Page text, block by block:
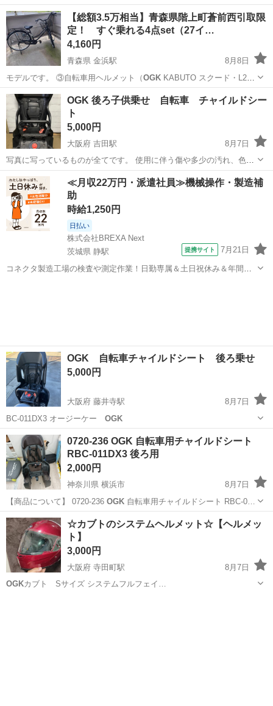
じ位です。…
新潟 長岡市 長岡駅 その他
【総額3.5万相当】青森県階上町蒼前西引取限
定！ すぐ乗れる4点set（27イ…
4,160円
青森県 金浜駅
8月8日
モデルです。 ③自転車用ヘルメット（OGKKABUTO スクード・L2）
・カ…
青森 三戸郡 金浜駅 その他
OGK 後ろ子供乗せ 自転車 チャイルドシー
ト
5,000円
大阪府 吉田駅
8月7日
写真に写っているものが全てです。 使用に伴う傷や多少の汚れ、色褪
せなどあります。 取り付けできる自転車か、ご確認の上ご購入をお願
い致します。 実物を見てから決めていただいても大丈夫です。 保証•
返品•クレームお受けできません。
大阪 東大阪市 吉田駅 キッズ用品
≪月収22万円・派遣社員≫機械操作・製造補
助
時給1,250円
日払い
株式会社BREXA Next
茨城県 静駅
提携サイト 7月21日
コネクタ製造工場の検査や測定作業！日勤専属＆土日祝休み＆年間休
OGK 自転車チャイルドシート 後ろ乗せ
5,000円
大阪府 藤井寺駅
8月7日
BC-011DX3 オージーケー OGK
大阪 藤井寺市 キッズ用品
0720-236 OGK 自転車用チャイルドシート
RBC-011DX3 後ろ用
2,000円
神奈川県 横浜市
8月7日
【商品について】 0720-236 OGK自転車用チャイルドシート RBC-0…
神奈川 横浜市 ベビー用品
☆カブトのシステムヘルメット☆【ヘルメッ
ト】
3,000円
大阪府 寺田町駅
8月7日
OGKカブト Sサイズ システムフルフェイ…